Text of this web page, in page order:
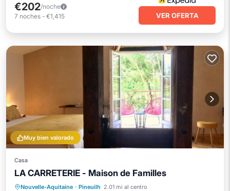
€202/noche
7 noches - €1,415 VER OFERTA
Muy bien valorado
Casa
LA CARRETERIE - Maison de Familles
Nouvelle-Aquitaine · Pineuilh 2.01 mi al centro
Desayuno Aparcamiento